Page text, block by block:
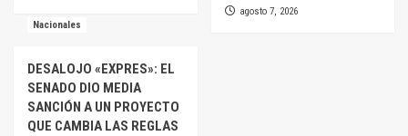
agosto 7, 2026
Nacionales
DESALOJO «EXPRES»: EL
SENADO DIO MEDIA
SANCIÓN A UN PROYECTO
QUE CAMBIA LAS REGLAS